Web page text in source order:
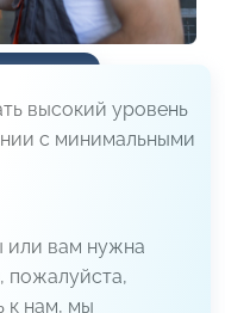
высокий уровень
с минимальными
или вам нужна
пожалуйста,
к нам, мы